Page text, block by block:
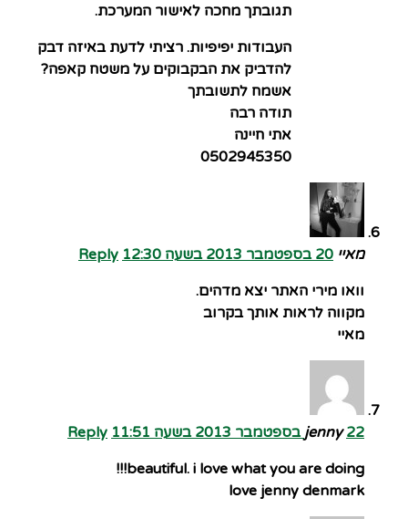
תגובתך מחכה לאישור המערכת.
העבודות יפיפיות. רציתי לדעת באיזה דבק
להדביק את הבקבוקים על משטח קאפה?
אשמח לתשובתך
תודה רבה
אתי חיינה
0502945350
מאיי 20 בספטמבר 2013 בשעה 12:30
Reply
וואו מירי האתר יצא מדהים.
מקווה לראות אותך בקרוב
מאיי
jenny 22 בספטמבר 2013 בשעה 11:51
Reply
beautiful. i love what you are doing!!!
love jenny denmark